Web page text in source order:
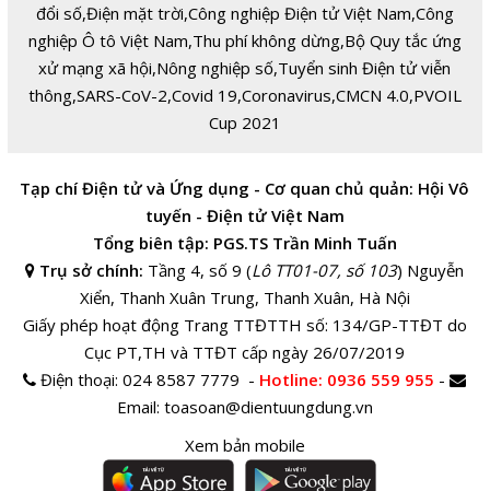
đổi số,Điện mặt trời,Công nghiệp Điện tử Việt Nam,Công
nghiệp Ô tô Việt Nam,Thu phí không dừng,Bộ Quy tắc ứng
xử mạng xã hội,Nông nghiệp số,Tuyển sinh Điện tử viễn
thông,SARS-CoV-2,Covid 19,Coronavirus,CMCN 4.0,PVOIL
Cup 2021
Tạp chí Điện tử và Ứng dụng - Cơ quan chủ quản: Hội Vô
tuyến - Điện tử Việt Nam
Tổng biên tập: PGS.TS Trần Minh Tuấn
Trụ sở chính: Tầng 4, số 9 (Lô TT01-07, số 103) Nguyễn
Xiển, Thanh Xuân Trung, Thanh Xuân, Hà Nội
Giấy phép hoạt động Trang TTĐTTH số: 134/GP-TTĐT do
Cục PT,TH và TTĐT cấp ngày 26/07/2019
Điện thoại:024 8587 7779 - Hotline: 0936 559 955 -
Email: toasoan@dientuungdung.vn
Xem bản mobile